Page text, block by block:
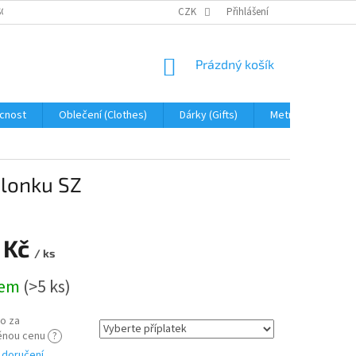
ÚDAJŮ JAK NA REKLAMACI A VRÁCENÍ ZBOŽÍ
CZK Přihlášení
NÁKUPNÍ
Prázdný košík
Oblečení (Clothes) Dárky (Gifts) Metráž (fabric)
SZ
/ ks
(>5 ks)
za
cenu ?